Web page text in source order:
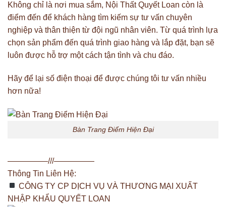
Không chỉ là nơi mua sắm, Nội Thất Quyết Loan còn là
điểm đến để khách hàng tìm kiếm sự tư vấn chuyên
nghiệp và thân thiện từ đội ngũ nhân viên. Từ quá trình lựa
chọn sản phẩm đến quá trình giao hàng và lắp đặt, bạn sẽ
luôn được hỗ trợ một cách tận tình và chu đáo.
Hãy để lại số điện thoại để được chúng tôi tư vấn nhiều
hơn nữa!
Bàn Trang Điểm Hiện Đại
—————///—————
Thông Tin Liên Hệ:
CÔNG TY CP DỊCH VỤ VÀ THƯƠNG MẠI XUẤT
NHẬP KHẨU QUYẾT LOAN